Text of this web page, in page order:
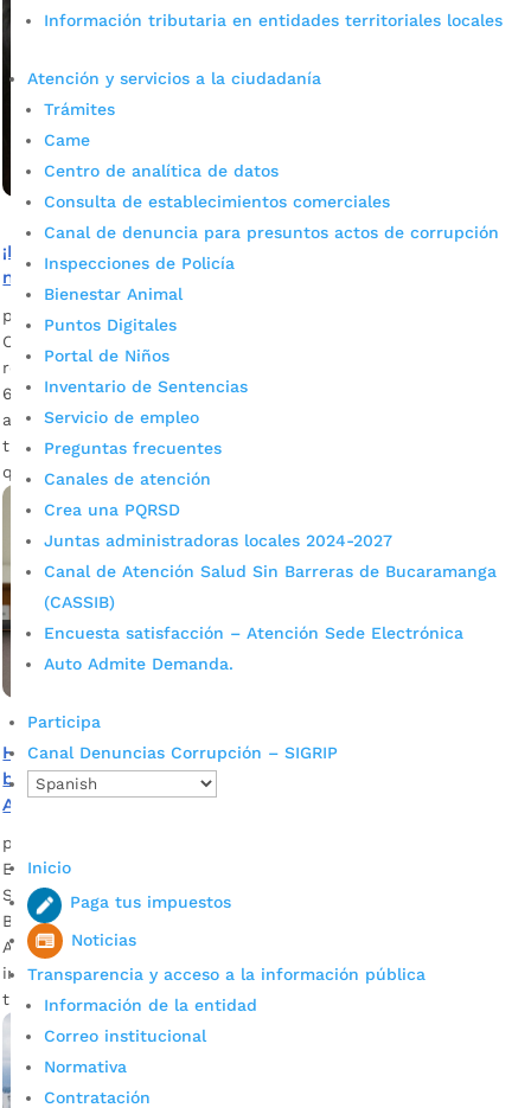
Información tributaria en entidades territoriales locales
Atención y servicios a la ciudadanía
Trámites
Came
Centro de analítica de datos
Consulta de establecimientos comerciales
Canal de denuncia para presuntos actos de corrupción
Inspecciones de Policía
Bienestar Animal
Puntos Digitales
Portal de Niños
Inventario de Sentencias
Servicio de empleo
Preguntas frecuentes
Canales de atención
Crea una PQRSD
Juntas administradoras locales 2024-2027
Canal de Atención Salud Sin Barreras de Bucaramanga
(CASSIB)
Encuesta satisfacción – Atención Sede Electrónica
Auto Admite Demanda.
Participa
Canal Denuncias Corrupción – SIGRIP
Inicio
Paga tus impuestos
Noticias
Transparencia y acceso a la información pública
Información de la entidad
Correo institucional
Normativa
Contratación
¡Familias en Acción en Bucaramanga! Del 3 al 6 de
noviembre actualicen su dirección y teléfono de contacto
por Alcaldía de Bucaramanga
Conozca las líneas de atención a través de las cuales puede
realizar este trámite en caso de que así lo requiera. Del 3 al
6 de noviembre próximo se realiza una jornada de
actualización de dirección y teléfono de contacto, dirigida a
titulares del programa Familias en Acción en Bucaramanga
que hayan cambiado recientemente estos […]
Hasta este viernes se puede reportar cambio de IPS de
beneficiarios del incentivo de salud de Familias en
Acción
por
El trámite debe ser realizado por los titulares del beneficio.
Sonia Serrano – Coord. Programa Familias en Acción en
Bucaramanga Descargar audio Los titulares de Familias en
Acción en Bucaramanga –que cuentan con beneficiarios del
incentivo de salud (es decir, niños de seis años o menos)–
tienen plazo hasta este viernes 13 de marzo para […]